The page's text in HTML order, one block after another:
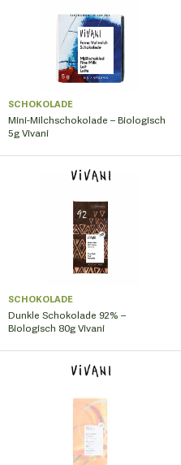
SCHOKOLADE
Mini-Milchschokolade – Biologisch
5g Vivani
SCHOKOLADE
Dunkle Schokolade 92% –
Biologisch 80g Vivani